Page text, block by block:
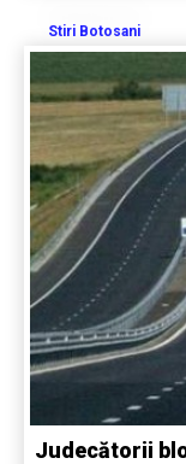
Stiri Botosani
Judecătorii